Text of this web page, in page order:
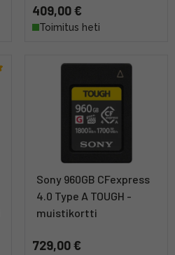
409,00 €
Toimitus heti
Sony 960GB CFexpress
4.0 Type A TOUGH -
muistikortti
729,00 €